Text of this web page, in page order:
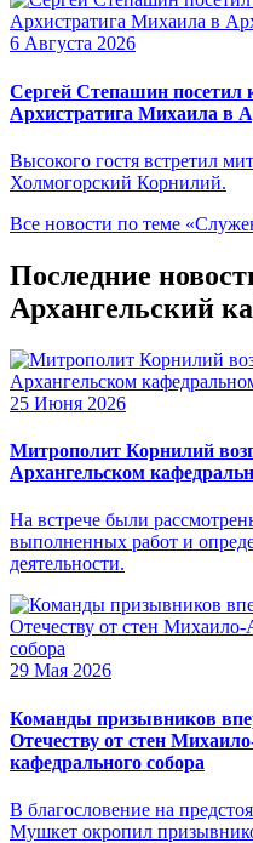
6 Августа 2026
Сергей Степашин посетил
Архистратига Михаила в
Высокого гостя встретил
Холмогорский Корнилий.
Все новости по теме
Последние
Архангельский
25 Июня 2026
Митрополит Корнилий
Архангельском
На встрече были
выполненных работ и
деятельности.
29 Мая 2026
Команды призывников
Отечеству от стен
кафедрального собора
В благословение на
Мушкет окропил